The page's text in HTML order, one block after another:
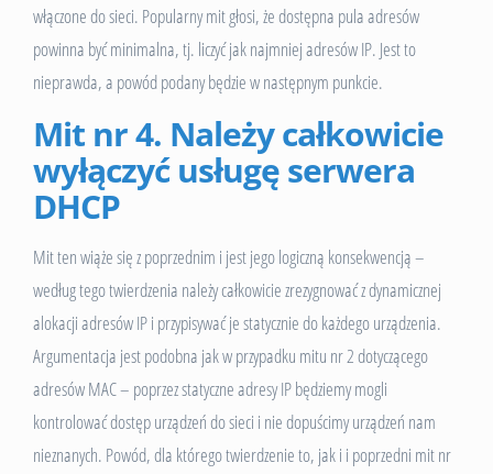
włączone do sieci. Popularny mit głosi, że dostępna pula adresów
powinna być minimalna, tj. liczyć jak najmniej adresów IP. Jest to
nieprawda, a powód podany będzie w następnym punkcie.
Mit nr 4. Należy całkowicie
wyłączyć usługę serwera
DHCP
Mit ten wiąże się z poprzednim i jest jego logiczną konsekwencją –
według tego twierdzenia należy całkowicie zrezygnować z dynamicznej
alokacji adresów IP i przypisywać je statycznie do każdego urządzenia.
Argumentacja jest podobna jak w przypadku mitu nr 2 dotyczącego
adresów MAC – poprzez statyczne adresy IP będziemy mogli
kontrolować dostęp urządzeń do sieci i nie dopuścimy urządzeń nam
nieznanych. Powód, dla którego twierdzenie to, jak i i poprzedni mit nr